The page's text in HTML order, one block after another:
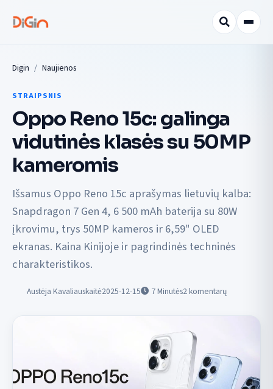
Digin Naujienos
STRAIPSNIS
Oppo Reno 15c: galinga
vidutinės klasės su 50MP
kameromis
Išsamus Oppo Reno 15c aprašymas lietuvių kalba:
Snapdragon 7 Gen 4, 6 500 mAh baterija su 80W
įkrovimu, trys 50MP kameros ir 6,59" OLED
ekranas. Kaina Kinijoje ir pagrindinės techninės
charakteristikos.
Austėja Kavaliauskaitė2025-12-15 7Minutės2 komentarų